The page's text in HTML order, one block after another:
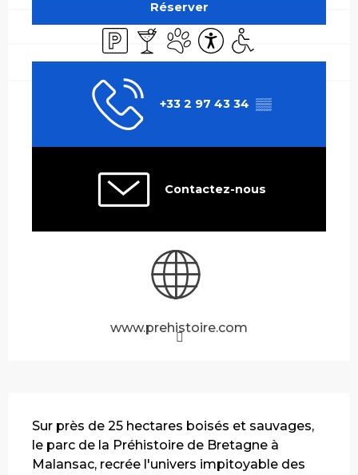
Réserver
ParkingBar / Buvette
Animaux acceptés
AccessibilitéAccès handicapés
+33 2 97 43 34 ▒▒
Contactez-nous
www.prehistoire.com
Sur près de 25 hectares boisés et sauvages,
le parc de la Préhistoire de Bretagne à
Malansac, recrée l'univers impitoyable des